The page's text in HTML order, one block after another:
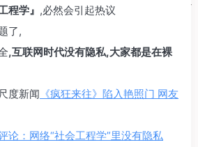
程学』 ,必然会引起热议
了,
,互联网时代没有隐私,大家都是在裸
度新闻 《疯狂来往》陷入艳照门 网友
论：网络“社会工程学”里没有隐私